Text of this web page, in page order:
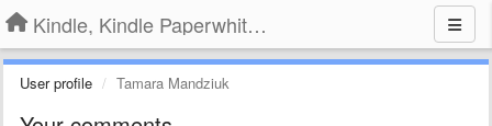
Kindle, Kindle Paperwhite, Kindle Voyage
User profile Tamara Mandziuk